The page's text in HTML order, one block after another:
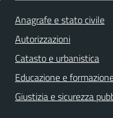
Anagrafe e stato civile
Autorizzazioni
Catasto e urbanistica
Educazione e
Giustizia e sicurezza